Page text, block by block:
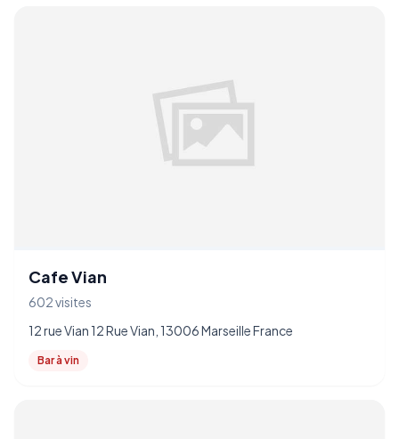
Cafe Vian
602 visites
12 rue Vian 12 Rue Vian, 13006 Marseille France
Bar à vin